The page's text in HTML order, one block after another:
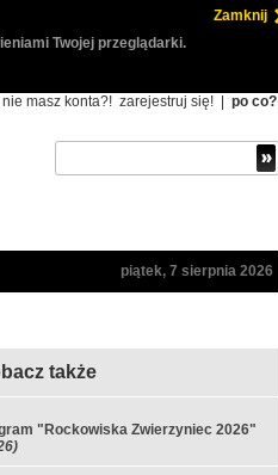
Zamknij
Twojej przeglądarki.
| nie masz konta?! zarejestruj się! po co?
piątek, 7 sierpnia 2026
także
"Rockowiska Zwierzyniec 2026"